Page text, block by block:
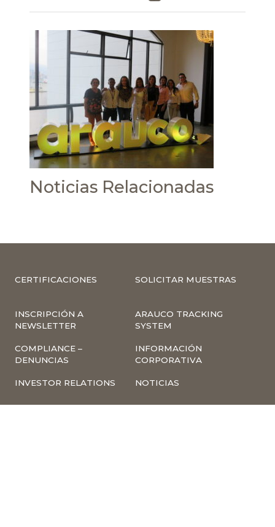
Noticias Relacionadas
CERTIFICACIONES SOLICITAR MUESTRAS
INSCRIPCIÓN A
NEWSLETTER
ARAUCO TRACKING
SYSTEM
COMPLIANCE –
DENUNCIAS
INFORMACIÓN
CORPORATIVA
INVESTOR RELATIONS NOTICIAS